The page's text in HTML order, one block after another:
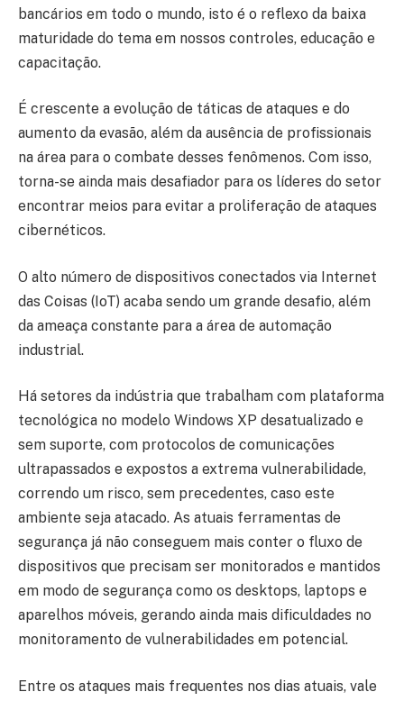
bancários em todo o mundo, isto é o reflexo da baixa
maturidade do tema em nossos controles, educação e
capacitação.
É crescente a evolução de táticas de ataques e do
aumento da evasão, além da ausência de profissionais
na área para o combate desses fenômenos. Com isso,
torna-se ainda mais desafiador para os líderes do setor
encontrar meios para evitar a proliferação de ataques
cibernéticos.
O alto número de dispositivos conectados via Internet
das Coisas (IoT) acaba sendo um grande desafio, além
da ameaça constante para a área de automação
industrial.
Há setores da indústria que trabalham com plataforma
tecnológica no modelo Windows XP desatualizado e
sem suporte, com protocolos de comunicações
ultrapassados e expostos a extrema vulnerabilidade,
correndo um risco, sem precedentes, caso este
ambiente seja atacado. As atuais ferramentas de
segurança já não conseguem mais conter o fluxo de
dispositivos que precisam ser monitorados e mantidos
em modo de segurança como os desktops, laptops e
aparelhos móveis, gerando ainda mais dificuldades no
monitoramento de vulnerabilidades em potencial.
Entre os ataques mais frequentes nos dias atuais, vale